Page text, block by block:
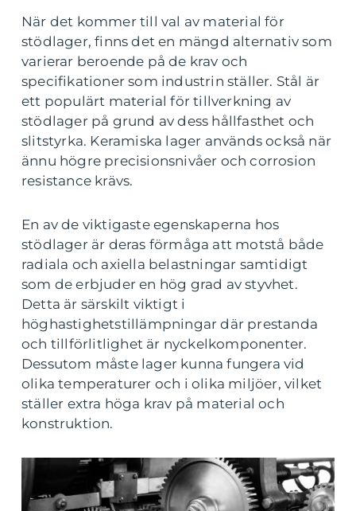
När det kommer till val av material för
stödlager, finns det en mängd alternativ som
varierar beroende på de krav och
specifikationer som industrin ställer. Stål är
ett populärt material för tillverkning av
stödlager på grund av dess hållfasthet och
slitstyrka. Keramiska lager används också när
ännu högre precisionsnivåer och corrosion
resistance krävs.
En av de viktigaste egenskaperna hos
stödlager är deras förmåga att motstå både
radiala och axiella belastningar samtidigt
som de erbjuder en hög grad av styvhet.
Detta är särskilt viktigt i
höghastighetstillämpningar där prestanda
och tillförlitlighet är nyckelkomponenter.
Dessutom måste lager kunna fungera vid
olika temperaturer och i olika miljöer, vilket
ställer extra höga krav på material och
konstruktion.